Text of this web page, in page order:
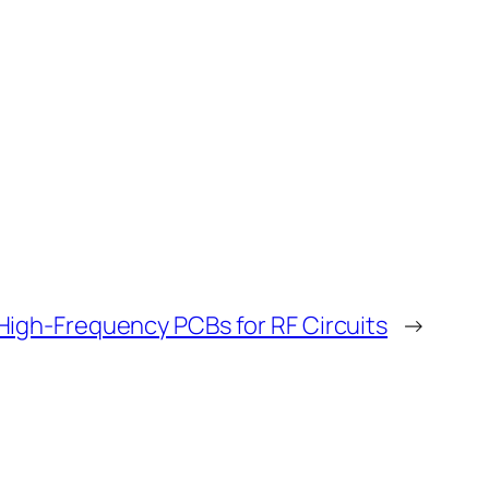
Frequency PCBs for RF Circuits →